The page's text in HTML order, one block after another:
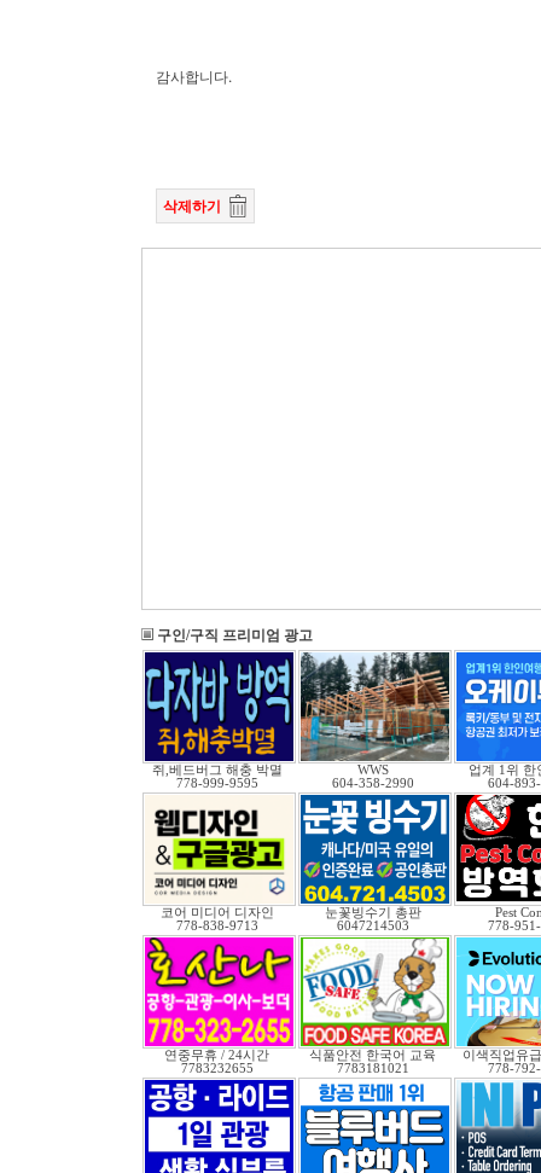
감사합니다.
삭제하기
구인/구직 프리미엄 광고
쥐,베드버그 해충 박멸
778-999-9595
WWS
604-358-2990
업계 1위 한
604-
코어 미디어 디자인
778-838-9713
눈꽃빙수기 총판
6047214503
Pest
778-
연중무휴 / 24시간
7783232655
식품안전 한국어 교육
7783181021
이색직업유
778-